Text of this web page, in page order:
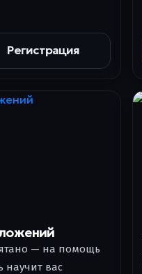
Регистрация
— на помощь
научит вас